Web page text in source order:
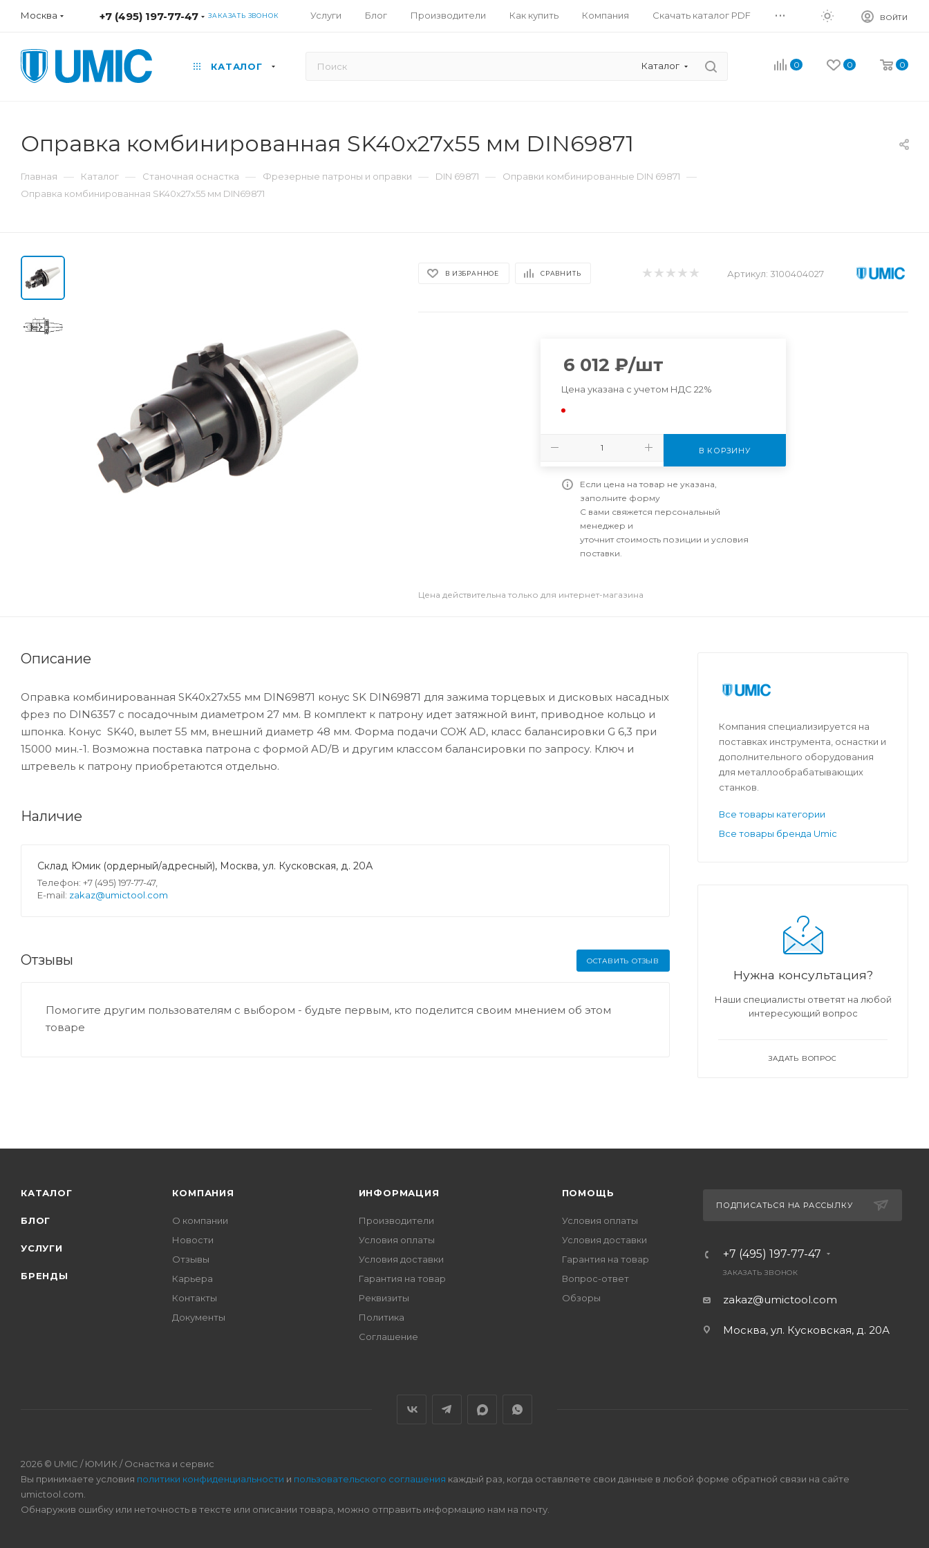
Москва +7 (495) 197-77-47 ЗАКАЗАТЬ ЗВОНОК Услуги Блог Производители Как купить Компания Скачать каталог PDF ... ВОЙТИ
КАТАЛОГ Каталог 0 0 0
Оправка комбинированная SK40x27x55 мм DIN69871
Главная — Каталог — Станочная оснастка — Фрезерные патроны и оправки — DIN 69871 — Оправки комбинированные DIN 69871 —
Оправка комбинированная SK40x27x55 мм DIN69871
В ИЗБРАННОЕ СРАВНИТЬ Артикул: 3100404027
6 012 ₽/шт
Цена указана с учетом НДС 22%
В КОРЗИНУ
Если цена на товар не указана,
заполните форму
С вами свяжется персональный
менеджер и
уточнит стоимость позиции и условия
поставки.
Цена действительна только для интернет-магазина
Описание
Оправка комбинированная SK40x27x55 мм DIN69871 конус SK DIN69871 для зажима торцевых и дисковых насадных
фрез по DIN6357 с посадочным диаметром 27 мм. В комплект к патрону идет затяжной винт, приводное кольцо и
шпонка. Конус SK40, вылет 55 мм, внешний диаметр 48 мм. Форма подачи СОЖ AD, класс балансировки G 6,3 при
15000 мин.-1. Возможна поставка патрона с формой AD/B и другим классом балансировки по запросу. Ключ и
штревель к патрону приобретаются отдельно.
Наличие
Склад Юмик (ордерный/адресный), Москва, ул. Кусковская, д. 20А
Телефон: +7 (495) 197-77-47,
E-mail: zakaz@umictool.com
Отзывы ОСТАВИТЬ ОТЗЫВ
Помогите другим пользователям с выбором - будьте первым, кто поделится своим мнением об этом
товаре
Компания специализируется на
поставках инструмента, оснастки и
дополнительного оборудования
для металлообрабатывающих
станков.
Все товары категории
Все товары бренда Umic
Нужна консультация?
Наши специалисты ответят на любой
интересующий вопрос
ЗАДАТЬ ВОПРОС
КАТАЛОГ
БЛОГ
УСЛУГИ
БРЕНДЫ
КОМПАНИЯ
О компании
Новости
Отзывы
Карьера
Контакты
Документы
ИНФОРМАЦИЯ
Производители
Условия оплаты
Условия доставки
Гарантия на товар
Реквизиты
Политика
Соглашение
ПОМОЩЬ
Условия оплаты
Условия доставки
Гарантия на товар
Вопрос-ответ
Обзоры
ПОДПИСАТЬСЯ НА РАССЫЛКУ
+7 (495) 197-77-47
ЗАКАЗАТЬ ЗВОНОК
zakaz@umictool.com
Москва, ул. Кусковская, д. 20А
2026 © UMIC / ЮМИК / Оснастка и сервис
Вы принимаете условия политики конфиденциальности и пользовательского соглашения каждый раз, когда оставляете свои данные в любой форме обратной связи на сайте
umictool.com.
Обнаружив ошибку или неточность в тексте или описании товара, можно отправить информацию нам на почту.